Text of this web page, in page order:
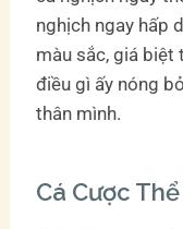
nghịch ngay hấp
màu sắc, giá biệt
điều gì ấy nóng
thân mình.
Cá Cược